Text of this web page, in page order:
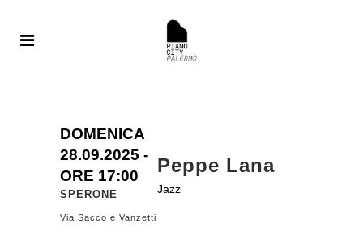
DOMENICA
28.09.2025 -
ORE 17:00
SPERONE
Via Sacco e Vanzetti
Peppe Lana
Jazz